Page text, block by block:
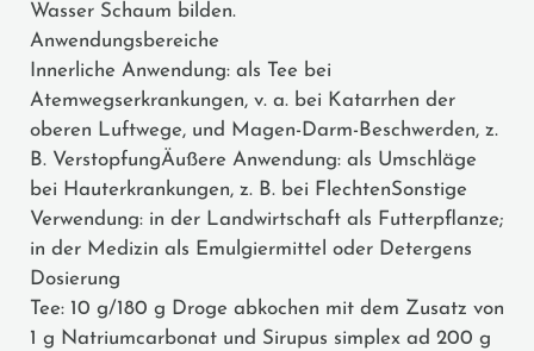
Wasser Schaum bilden.
Anwendungsbereiche
Innerliche Anwendung: als Tee bei
Atemwegserkrankungen, v. a. bei Katarrhen der
oberen Luftwege, und Magen-Darm-Beschwerden, z.
B. VerstopfungÄußere Anwendung: als Umschläge
bei Hauterkrankungen, z. B. bei FlechtenSonstige
Verwendung: in der Landwirtschaft als Futterpflanze;
in der Medizin als Emulgiermittel oder Detergens
Dosierung
Tee: 10 g/180 g Droge abkochen mit dem Zusatz von
1 g Natriumcarbonat und Sirupus simplex ad 200 g